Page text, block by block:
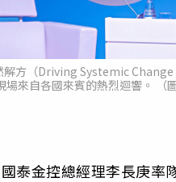
解方（Driving Systemic Change
來自各國來賓的熱烈迴響。 （
泰金控總經理李長庚率